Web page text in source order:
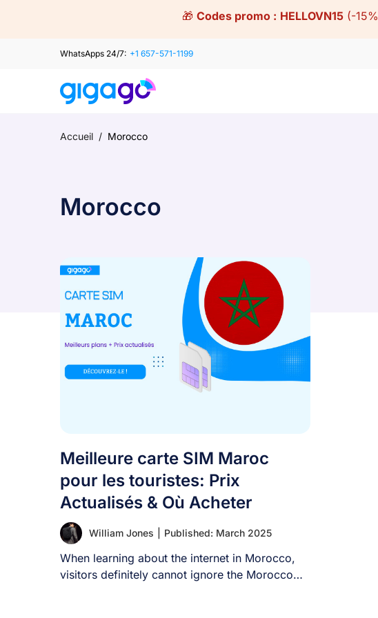
🎁 Codes promo : HELLOVN15(-15%
WhatsApps 24/7: +1 657-571-1199
Accueil / Morocco
Morocco
Meilleure carte SIM Maroc
pour les touristes: Prix
Actualisés & Où Acheter
William Jones Published: March 2025
When learning about the internet in Morocco,
visitors definitely cannot ignore the Morocco